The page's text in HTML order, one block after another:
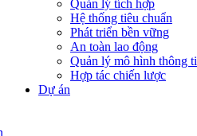
Quản lý tích hợp
Hệ thống tiêu chuẩn
Phát triển bền vững
An toàn lao động
Quản lý mô hình thông
Hợp tác chiến lược
Dự án